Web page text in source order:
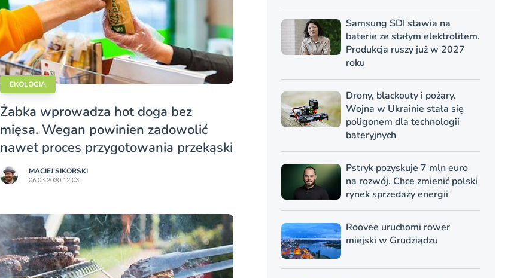
EKOLOGIA
Żabka wprowadza hot doga bez
mięsa. Wegan powinien zadowolić
nawet proces przygotowania przekąski
MACIEJ SIKORSKI
06.03.2020 12:03
Samsung SDI stawia na
baterie ze stałym elektrolitem.
Produkcja ruszy już w 2027
roku
Drony, blackouty i pożary.
Wojna w Ukrainie stała się
poligonem dla technologii
bateryjnych
Pstryk pozyskuje 7 mln euro
na rozwój. Chce zmienić polski
rynek sprzedaży energii
Roovee uruchomi rower
miejski w Grudziądzu